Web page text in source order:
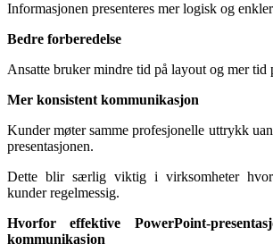
Informasjonen presenteres mer logisk og
Bedre forberedelse
Ansatte bruker mindre tid på layout og mer tid
Mer konsistent kommunikasjon
Kunder møter samme profesjonelle uttrykk
presentasjonen.
Dette blir særlig viktig i virksomheter hvor
kunder regelmessig.
Hvorfor effektive PowerPoint-
kommunikasjon